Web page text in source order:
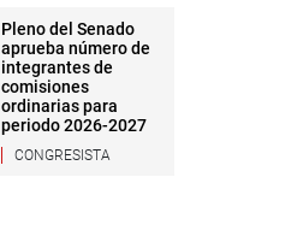
Pleno del Senado
aprueba número de
integrantes de
comisiones
ordinarias para
periodo 2026-2027
CONGRESISTA